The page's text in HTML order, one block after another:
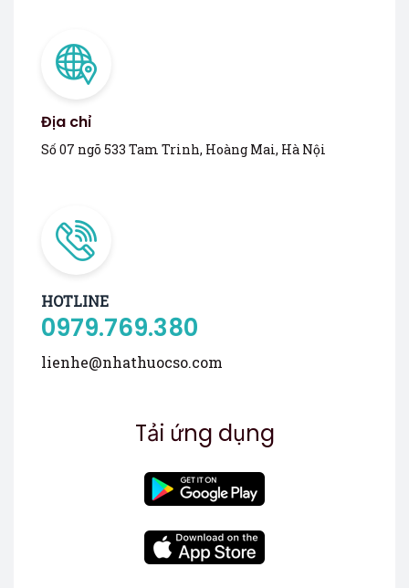
Địa chỉ
Số 07 ngõ 533 Tam Trinh, Hoàng Mai, Hà Nội
HOTLINE
0979.769.380
lienhe@nhathuocso.com
Tải ứng dụng